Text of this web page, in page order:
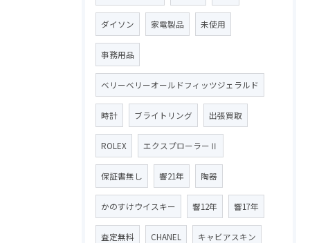
ダイソン 家電製品 未使用
事務用品
ベリーベリーオールドフィッツジェラルド
時計 ブライトリング 出張買取
ROLEX エクスプローラーⅡ
保証書無し 響21年 陶器
かのすけウイスキー 響12年 響17年
査定無料 CHANEL キャビアスキン